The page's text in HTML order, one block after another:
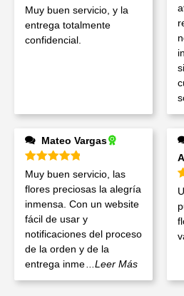
Valorado en 5 de 5
Muy buen servicio, y la
entrega totalmente
confidencial.
Mateo Vargas
Valorado en 5 de 5
Muy buen servicio, las
flores preciosas la alegría
inmensa. Con un website
fácil de usar y
notificaciones del proceso
de la orden y de la
entrega inme
...Leer Más